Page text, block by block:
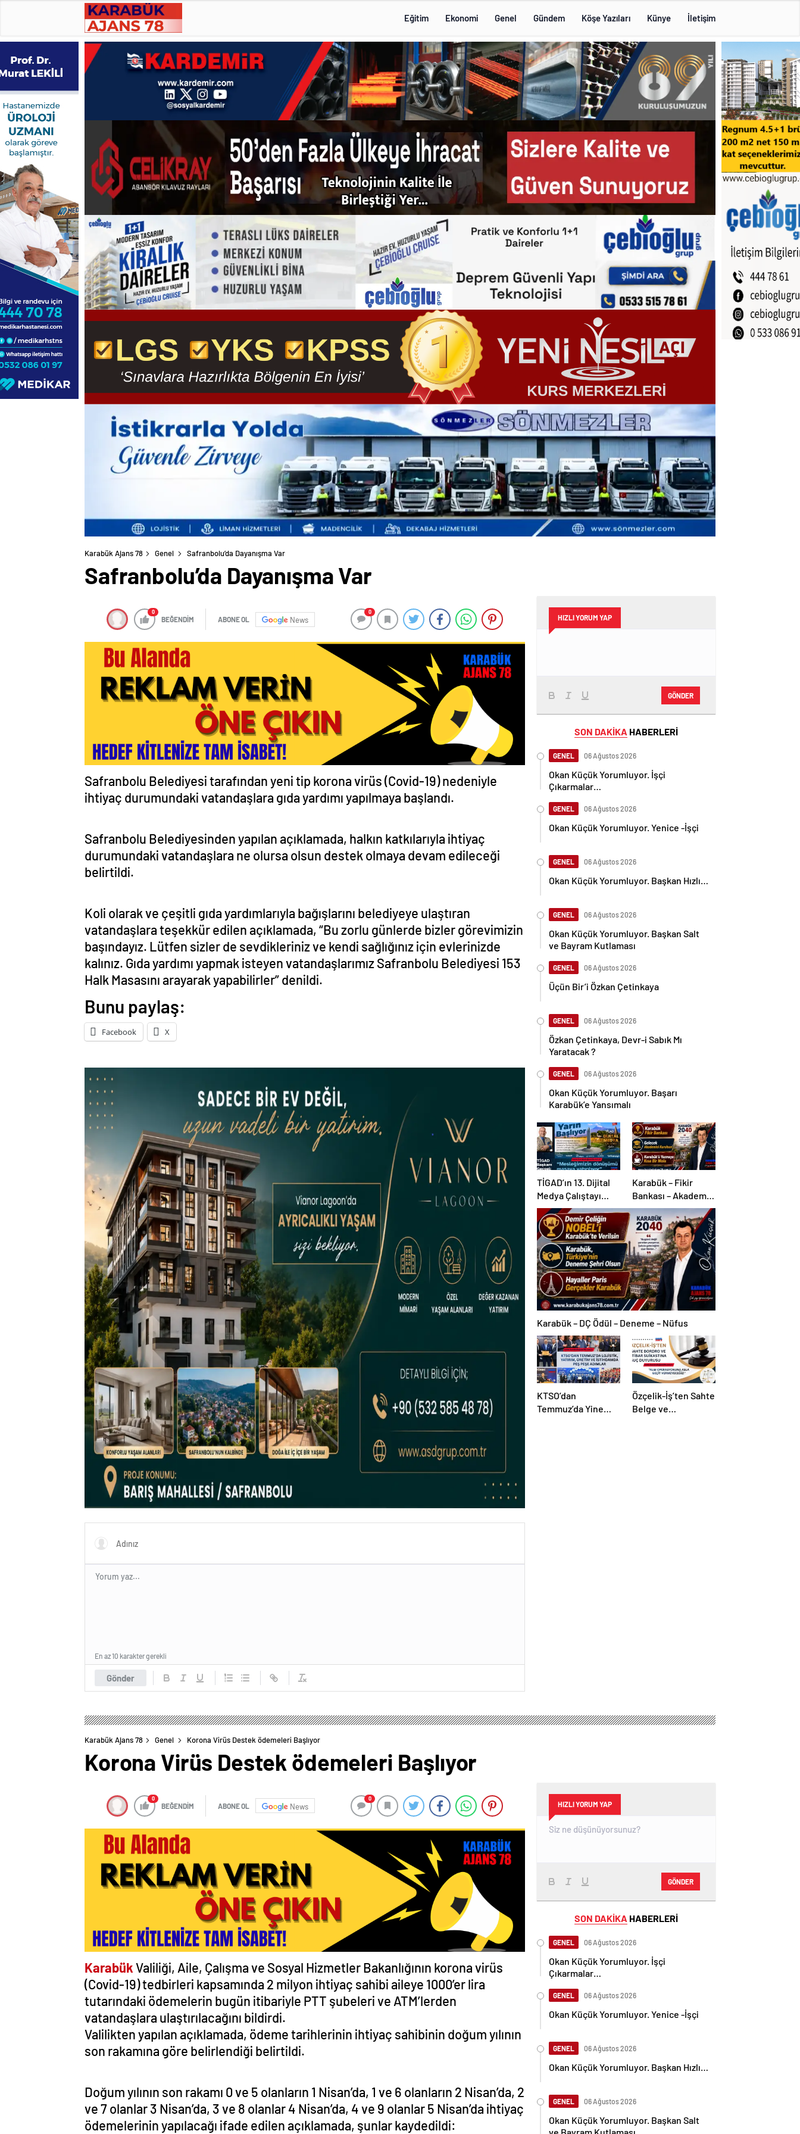
Eğitim Ekonomi Genel Gündem Köşe Yazıları Künye İletişim
Karabük Ajans 78 Genel Safranbolu’da Dayanışma Var
Safranbolu’da Dayanışma Var
0
BEĞENDİM ABONE OL News
0
Safranbolu Belediyesi tarafından yeni tip korona virüs (Covid-19) nedeniyle
ihtiyaç durumundaki vatandaşlara gıda yardımı yapılmaya başlandı.
Safranbolu Belediyesinden yapılan açıklamada, halkın katkılarıyla ihtiyaç
durumundaki vatandaşlara ne olursa olsun destek olmaya devam edileceği
belirtildi.
Koli olarak ve çeşitli gıda yardımlarıyla bağışlarını belediyeye ulaştıran
vatandaşlara teşekkür edilen açıklamada, “Bu zorlu günlerde bizler görevimizin
başındayız. Lütfen sizler de sevdikleriniz ve kendi sağlığınız için evlerinizde
kalınız. Gıda yardımı yapmak isteyen vatandaşlarımız Safranbolu Belediyesi 153
Halk Masasını arayarak yapabilirler” denildi.
Bunu paylaş:
Facebook X
Gönder
En az 10 karakter gerekli
HIZLI YORUM YAP
GÖNDER
SON DAKİKA HABERLERİ
GENEL 06 Ağustos 2026
Okan Küçük Yorumluyor. İşçi
Çıkarmalar…
GENEL 06 Ağustos 2026
Okan Küçük Yorumluyor. Yenice -İşçi
GENEL 06 Ağustos 2026
Okan Küçük Yorumluyor. Başkan Hızlı…
GENEL 06 Ağustos 2026
Okan Küçük Yorumluyor. Başkan Salt
ve Bayram Kutlaması
GENEL 06 Ağustos 2026
Üçün Bir’i Özkan Çetinkaya
GENEL 06 Ağustos 2026
Özkan Çetinkaya, Devr-i Sabık Mı
Yaratacak ?
GENEL 06 Ağustos 2026
Okan Küçük Yorumluyor. Başarı
Karabük’e Yansımalı
TİGAD’ın 13. Dijital
Medya Çalıştayı
Iğdır’da…
Karabük – Fikir
Bankası – Akademi –
Mola
Karabük – DÇ Ödül – Deneme – Nüfus
KTSO’dan
Temmuz’da Yine
Özçelik-İş’ten Sahte
Belge ve
Karabük Ajans 78 Genel Korona Virüs Destek ödemeleri Başlıyor
Korona Virüs Destek ödemeleri Başlıyor
0
BEĞENDİM ABONE OL News
0
KarabükValiliği, Aile, Çalışma ve Sosyal Hizmetler Bakanlığının korona virüs
(Covid-19) tedbirleri kapsamında 2 milyon ihtiyaç sahibi aileye 1000’er lira
tutarındaki ödemelerin bugün itibariyle PTT şubeleri ve ATM’lerden
vatandaşlara ulaştırılacağını bildirdi.
Valilikten yapılan açıklamada, ödeme tarihlerinin ihtiyaç sahibinin doğum yılının
son rakamına göre belirlendiği belirtildi.
Doğum yılının son rakamı 0 ve 5 olanların 1 Nisan’da, 1 ve 6 olanların 2 Nisan’da, 2
ve 7 olanlar 3 Nisan’da, 3 ve 8 olanlar 4 Nisan’da, 4 ve 9 olanlar 5 Nisan’da ihtiyaç
ödemelerinin yapılacağı ifade edilen açıklamada, şunlar kaydedildi:
HIZLI YORUM YAP
GÖNDER
SON DAKİKA HABERLERİ
GENEL 06 Ağustos 2026
Okan Küçük Yorumluyor. İşçi
Çıkarmalar…
GENEL 06 Ağustos 2026
Okan Küçük Yorumluyor. Yenice -İşçi
GENEL 06 Ağustos 2026
Okan Küçük Yorumluyor. Başkan Hızlı…
GENEL 06 Ağustos 2026
Okan Küçük Yorumluyor. Başkan Salt